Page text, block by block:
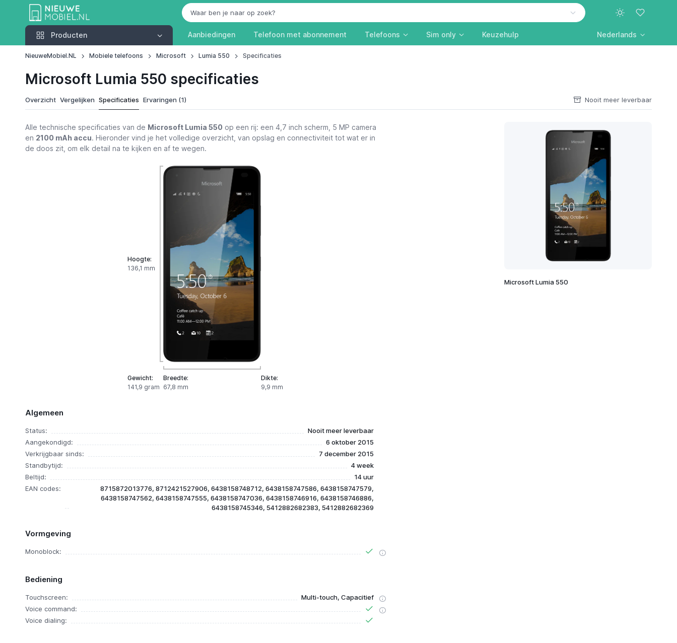
Producten
Producten Aanbiedingen Telefoon met abonnement Telefoons Sim only Keuzehulp Nederlands
NieuweMobiel.NL Mobiele telefoons Microsoft Lumia 550 Specificaties
Microsoft Lumia 550 specificaties
Overzicht Vergelijken Specificaties Ervaringen (1) Nooit meer leverbaar
Microsoft Lumia 550
Alle technische specificaties van de Microsoft Lumia 550 op een rij: een 4,7 inch scherm, 5 MP camera
en 2100 mAh accu. Hieronder vind je het volledige overzicht, van opslag en connectiviteit tot wat er in
de doos zit, om elk detail na te kijken en af te wegen.
Hoogte:
136,1 mm
Gewicht:
141,9 gram
Breedte:
67,8 mm
Dikte:
9,9 mm
Algemeen
Status:
Nooit meer leverbaar
Aangekondigd:
6 oktober 2015
Verkrijgbaar sinds:
7 december 2015
Standbytijd:
4 week
Beltijd:
14 uur
EAN codes:
8715872013776, 8712421527906, 6438158748712, 6438158747586, 6438158747579,
6438158747562, 6438158747555, 6438158747036, 6438158746916, 6438158746886,
6438158745346, 5412882682383, 5412882682369
Vormgeving
Monoblock:
Bediening
Touchscreen:
Multi-touch, Capacitief
Voice command:
Voice dialing: